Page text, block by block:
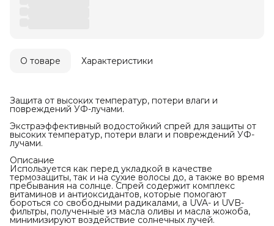
О товаре Характеристики
Защита от высоких температур, потери влаги и
повреждений УФ-лучами.
Экстраэффективный водостойкий спрей для защиты от
высоких температур, потери влаги и повреждений УФ-
лучами.
Описание
Используется как перед укладкой в качестве
термозащиты, так и на сухие волосы до, а также во время
пребывания на солнце. Спрей содержит комплекс
витаминов и антиоксидантов, которые помогают
бороться со свободными радикалами, а UVA- и UVB-
фильтры, полученные из масла оливы и масла жожоба,
минимизируют воздействие солнечных лучей.